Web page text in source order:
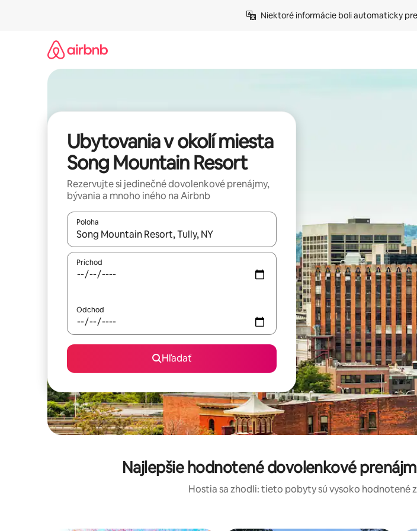
Niektoré informácie boli automaticky
Ubytovania v okolí miesta
Song Mountain Resort
Rezervujte si jedinečné dovolenkové prenájmy,
bývania a mnoho iného na Airbnb
Poloha
Keď budú výsledky k dispozícii, môžete si ich prechádzať pomocou klávesov so
Príchod
Odchod
Hľadať
Najlepšie hodnotené dovolenkové
Hostia sa zhodli: tieto pobyty sú vysoko hodnotené